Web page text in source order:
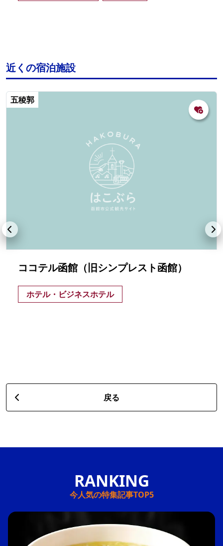
近くの宿泊施設
五稜郭
ココテル函館（旧シンプレスト函館）
ホテル・ビジネスホテル
戻る
今人気の特集記事TOP5